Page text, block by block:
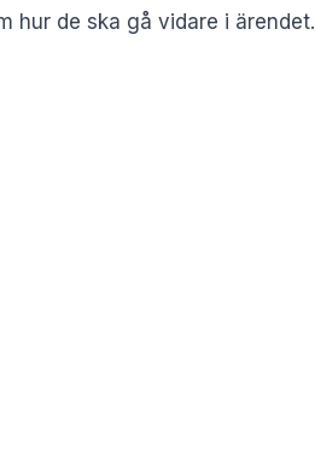
hur de ska gå vidare i ärendet.